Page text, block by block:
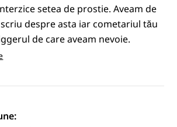
setea de prostie. Aveam de
despre asta iar cometariul tău
de care aveam nevoie.